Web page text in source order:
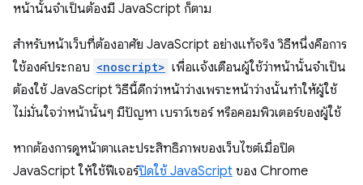
หน้านั้นจำเป็นต้องมี JavaScript ก็ตาม
สำหรับหน้าเว็บที่ต้องอาศัย JavaScript อย่างแท้จริง วิธีหนึ่งคือการ
ใช้องค์ประกอบ <noscript> เพื่อแจ้งเตือนผู้ใช้ว่าหน้านั้นจำเป็น
ต้องใช้ JavaScript วิธีนี้ดีกว่าหน้าว่างเพราะหน้าว่างนั้นทำให้ผู้ใช้
ไม่มั่นใจว่าหน้านั้นๆ มีปัญหา เบราว์เซอร์ หรือคอมพิวเตอร์ของผู้ใช้
หากต้องการดูหน้าตาและประสิทธิภาพของเว็บไซต์เมื่อปิด
JavaScript ให้ใช้ฟีเจอร์ปิดใช้ JavaScript ของ Chrome